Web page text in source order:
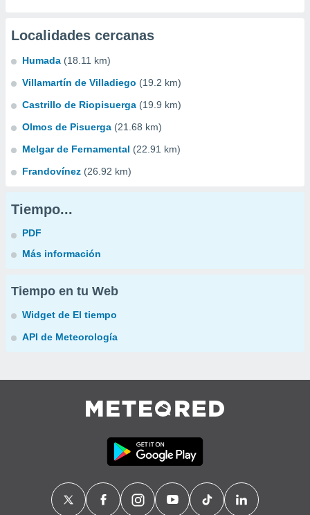
Localidades cercanas
Humada (18.11 km)
Villamartín de Villadiego (19.2 km)
Castrillo de Riopisuerga (19.9 km)
Olmos de Pisuerga (21.68 km)
Melgar de Fernamental (22.91 km)
Frandovínez (26.92 km)
Tiempo...
PDF
Más información
Tiempo en tu Web
Widget de El tiempo
API de Meteorología